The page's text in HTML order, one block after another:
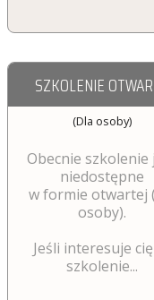
SZKOLENIE
(Dla osoby)
Obecnie szkolenie
niedostępne
w formie otwartej
osoby).
Jeśli interesuje
szkolenie...